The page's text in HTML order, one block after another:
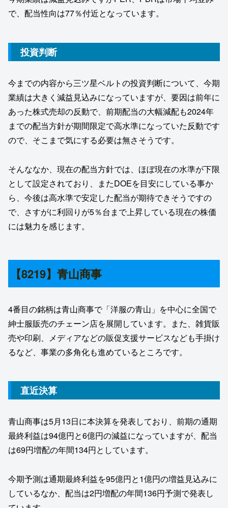
で、配当性向は77％付近となっています。
投資判断
今までの内容から三ツ星ベルトの投資判断について、今期
業績は大きく減益見込みになっていますが、要因は前年に
あった株式売却の反動で、前期配当の大幅減配も2024年
までの配当方針が期間限定で高水準になっていた反動です
ので、そこまで気にする必要は無さそうです。
そんななか、現在の配当方針では、ほぼ現在の水準が下限
として設定されており、またDOEを目安にしている事か
ら、今後は高水準で安定した配当が期待できそうですの
で、さすがに利回りが5％台まで上昇している現在の株価
には魅力を感じます。
【8219】青山商事
4番目の銘柄は青山商事で「洋服の青山」を中心に全国で
紳士服販売のチェーン店を展開しています。また、雑貨販
売や印刷、メディアなどの販促支援サービスなども手掛け
るなど、事業の多角化も進めているところです。
直近決算
青山商事は5月13日に本決算を発表しており、前期の通期
最終利益は94億円と6億円の減益になっていますが、配当
は69円増配の年間134円としています。
今期予測は通期最終利益を95億円と1億円の増益見込みに
しているなか、配当は2円増配の年間136円予測で発表し